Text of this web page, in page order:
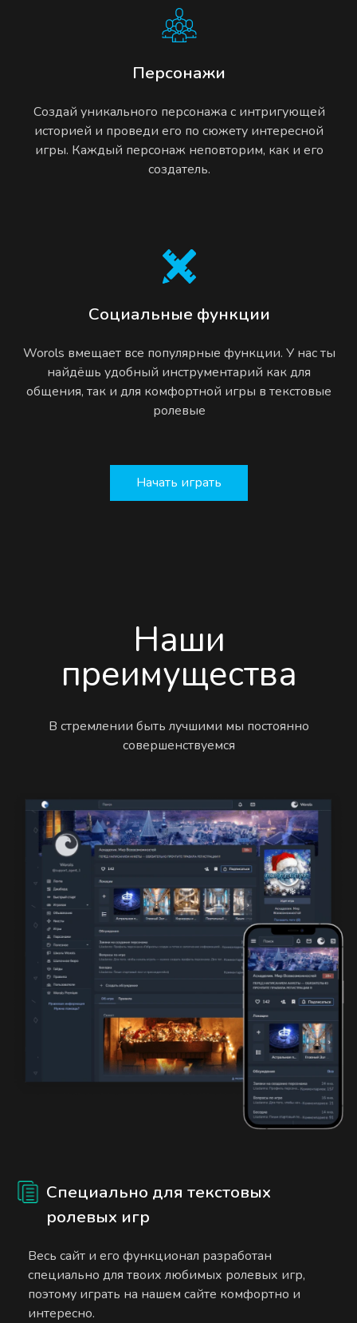
Персонажи
Создай уникального персонажа с интригующей
историей и проведи его по сюжету интересной
игры. Каждый персонаж неповторим, как и его
создатель.
Социальные функции
Worols вмещает все популярные функции. У нас ты
найдёшь удобный инструментарий как для
общения, так и для комфортной игры в текстовые
ролевые
Начать играть
Наши
преимущества
В стремлении быть лучшими мы постоянно
совершенствуемся
Специально для текстовых
ролевых игр
Весь сайт и его функционал разработан
специально для твоих любимых ролевых игр,
поэтому играть на нашем сайте комфортно и
интересно.